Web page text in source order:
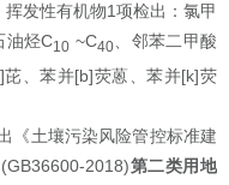
挥发性有机物1项检出：氯甲
油烃C10 ~C40、邻苯二甲酸
、苯并[b]荧蒽、苯并[k]荧
《土壤污染风险管控标准建
(GB36600-2018)第二类用地